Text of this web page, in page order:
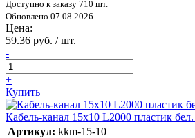
Доступно к заказу 710 шт.
Обновлено 07.08.2026
Цена:
59.36 руб. / шт.
-
+
Купить
Кабель-канал 15х10 L2000 пластик
Артикул: kkm-15-10